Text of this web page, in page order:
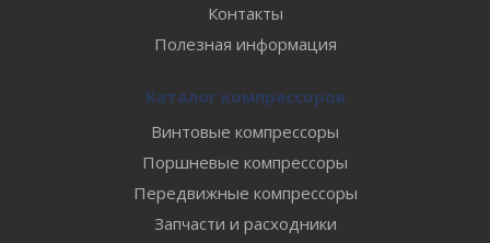
Контакты
Полезная информация
Каталог компрессоров
Винтовые компрессоры
Поршневые компрессоры
Передвижные компрессоры
Запчасти и расходники